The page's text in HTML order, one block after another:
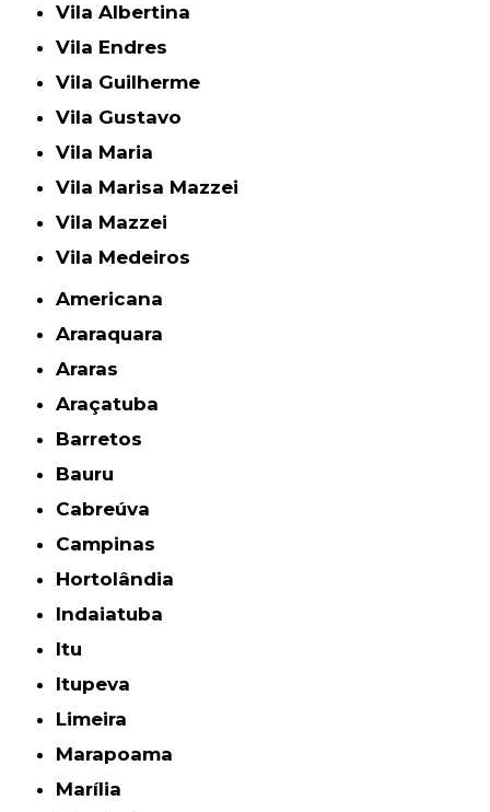
Vila Albertina
Vila Endres
Vila Guilherme
Vila Gustavo
Vila Maria
Vila Marisa Mazzei
Vila Mazzei
Vila Medeiros
Americana
Araraquara
Araras
Araçatuba
Barretos
Bauru
Cabreúva
Campinas
Hortolândia
Indaiatuba
Itu
Itupeva
Limeira
Marapoama
Marília